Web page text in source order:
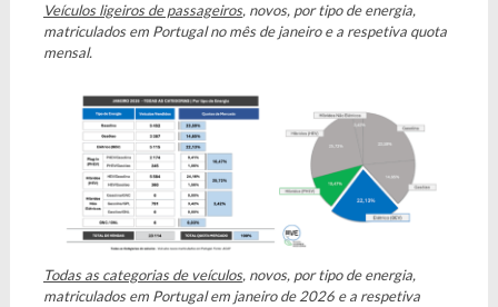
Veículos ligeiros de passageiros, novos, por tipo de energia,
matriculados em Portugal no mês de janeiro e a respetiva quota
mensal.
Todas as categorias de veículos, novos, por tipo de energia,
matriculados em Portugal em janeiro de 2026 e a respetiva